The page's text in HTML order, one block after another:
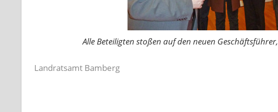
Alle Beteiligten stoßen auf den neuen
Landratsamt Bamberg